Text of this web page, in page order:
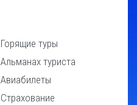
Горящие туры
Альманах туриста
Авиабилеты
Страхование